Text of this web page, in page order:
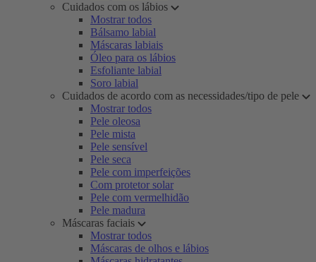
Cuidados com os lábios
Mostrar todos
Bálsamo labial
Máscaras labiais
Óleo para os lábios
Esfoliante labial
Soro labial
Cuidados de acordo com as necessidades/tipo de pele
Mostrar todos
Pele oleosa
Pele mista
Pele sensível
Pele seca
Pele com imperfeições
Com protetor solar
Pele com vermelhidão
Pele madura
Máscaras faciais
Mostrar todos
Máscaras de olhos e lábios